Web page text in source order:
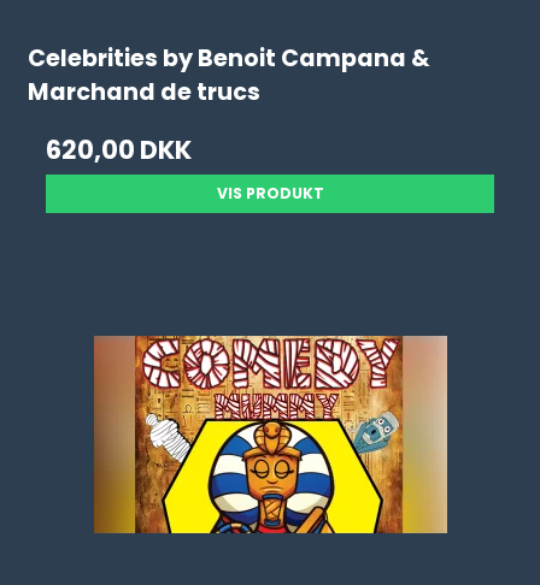
Celebrities by Benoit Campana &
Marchand de trucs
620,00 DKK
VIS PRODUKT